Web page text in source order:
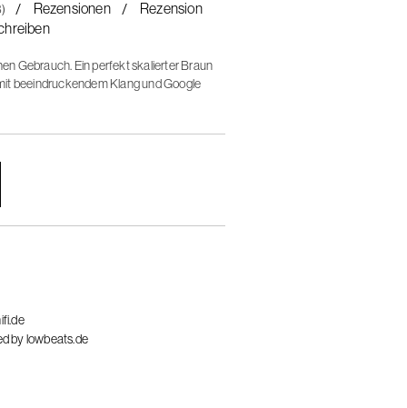
Rezensionen
Rezension
Gebrauch. Ein perfekt skalierter Braun
beeindruckendem Klang und Google